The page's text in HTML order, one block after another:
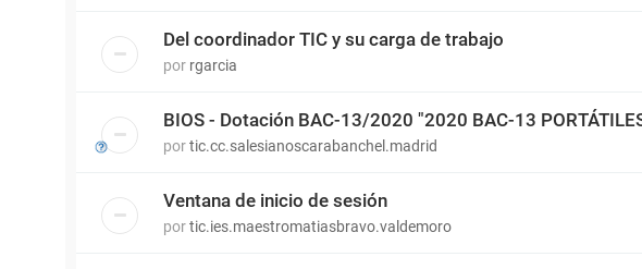
Del coordinador TIC y su carga de trabajo
por rgarcia
BIOS - Dotación BAC-13/2020 "2020 BAC-13
portic.cc.salesianoscarabanchel.madrid
Ventana de inicio de sesión
portic.ies.maestromatiasbravo.valdemoro